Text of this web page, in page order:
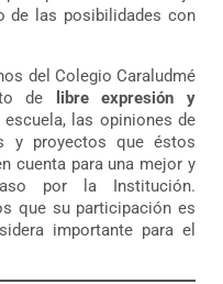
de las posibilidades con
del Colegio Caraludmé
de
libre expresión y
escuela, las opiniones de
y proyectos que éstos
cuenta para una mejor y
por la Institución.
que su participación es
importante para el